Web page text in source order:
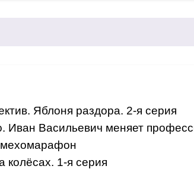
Яблоня раздора. 2-я серия
Иван Васильевич меняет
колёсах. 1-я серия